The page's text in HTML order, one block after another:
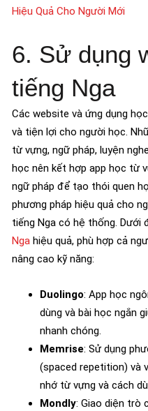
Hiệu Quả Cho Người Mới
6. Sử dụng
tiếng Nga
Các website và ứng dụng
và tiện lợi cho người học.
từ vựng, ngữ pháp, luyện
học nên kết hợp app học từ
ngữ pháp để tạo thói quen
phương pháp hiệu quả cho
tiếng Nga có hệ thống. Dưới
Nga hiệu quả, phù hợp cả
nâng cao kỹ năng:
Duolingo: App học
dùng và bài học ngắn
nhanh chóng.
Memrise: Sử dụng
(spaced repetition) và
nhớ từ vựng và cách
Mondly: Giao diện trò